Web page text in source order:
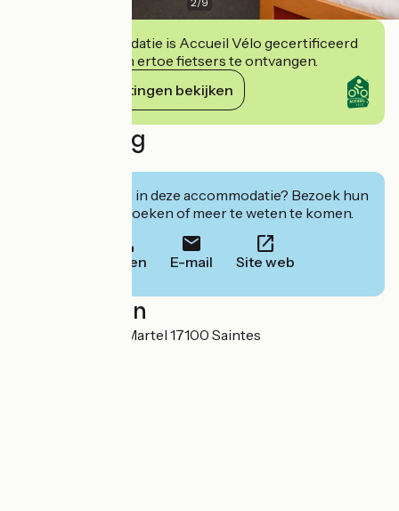
Deze accommodatie is Accueil Vélo gecertificeerd
en verbindt zich ertoe fietsers te ontvangen.
Haar verplichtingen bekijken
Beschrijving
Geïnteresseerd in deze accommodatie? Bezoek hun
website om te boeken of meer te weten te komen.
Bellen E-mail Site web
Localisation
2 place Geoffroy Martel 17100 Saintes